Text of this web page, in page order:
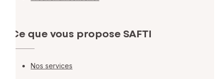
Ce que vous propose SAFTI
Nos services